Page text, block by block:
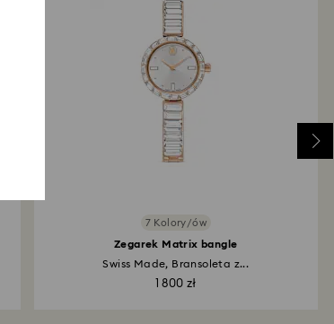
7 Kolory/ów
Zegarek Matrix bangle
Swiss Made, Bransoleta z...
1 800 zł